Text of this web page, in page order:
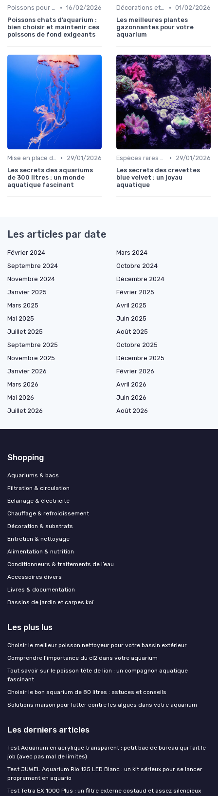
Poissons pour débutants • 16/02/2026
Poissons chats d’aquarium :
bien choisir et maintenir ces
poissons de fond exigeants
Décorations et plantes • 01/02/2026
Les meilleures plantes
gazonnantes pour votre
aquarium
Mise en place d'un écosystème •
29/01/2026
Les secrets des aquariums
de 300 litres : un monde
aquatique fascinant
Espèces rares et exotiques •
29/01/2026
Les secrets des crevettes
blue velvet : un joyau
aquatique
Les articles par date
Février 2024
Mars 2024
Septembre 2024
Octobre 2024
Novembre 2024
Décembre 2024
Janvier 2025
Février 2025
Mars 2025
Avril 2025
Mai 2025
Juin 2025
Juillet 2025
Août 2025
Septembre 2025
Octobre 2025
Novembre 2025
Décembre 2025
Janvier 2026
Février 2026
Mars 2026
Avril 2026
Mai 2026
Juin 2026
Juillet 2026
Août 2026
Shopping
Aquariums & bacs
Filtration & circulation
Éclairage & électricité
Chauffage & refroidissement
Décoration & substrats
Entretien & nettoyage
Alimentation & nutrition
Conditionneurs & traitements de l’eau
Accessoires divers
Livres & documentation
Bassins de jardin et carpes koï
Les plus lus
Choisir le meilleur poisson nettoyeur pour votre bassin extérieur
Comprendre l'importance du cl2 dans votre aquarium
Tout savoir sur le poisson tête de lion : un compagnon aquatique
fascinant
Choisir le bon aquarium de 80 litres : astuces et conseils
Solutions maison pour lutter contre les algues dans votre aquarium
Les derniers articles
Test Aquarium en acrylique transparent : petit bac de bureau qui fait le
job (avec pas mal de limites)
Test JUWEL Aquarium Rio 125 LED Blanc : un kit sérieux pour se lancer
proprement en aquario
Test Tetra EX 1000 Plus : un filtre externe costaud et assez silencieux